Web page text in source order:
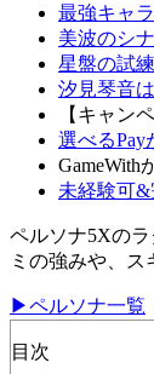
最強キャラ
美波のシ
星盤の試
汐見琴音
【キャン
選べるPay
GameWith
未経験可&
ペルソナ5Xの
ミの強みや、ス
▶ペルソナ一覧
目次